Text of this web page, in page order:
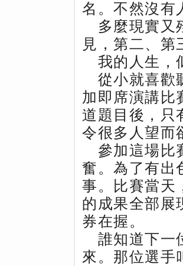
名。不然沒有
多麼現實又
見，第二、
我的人生，
從小就喜歡
加即席演講比
道題目後，只
令很多人望而
參加這場比
奮。為了有出
事。比賽當天
的成果全部展
券在握。
誰知道下一
來。那位選手